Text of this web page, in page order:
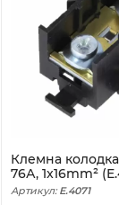
Клемна
76А, 1x16mm²
Артикул: E.4071